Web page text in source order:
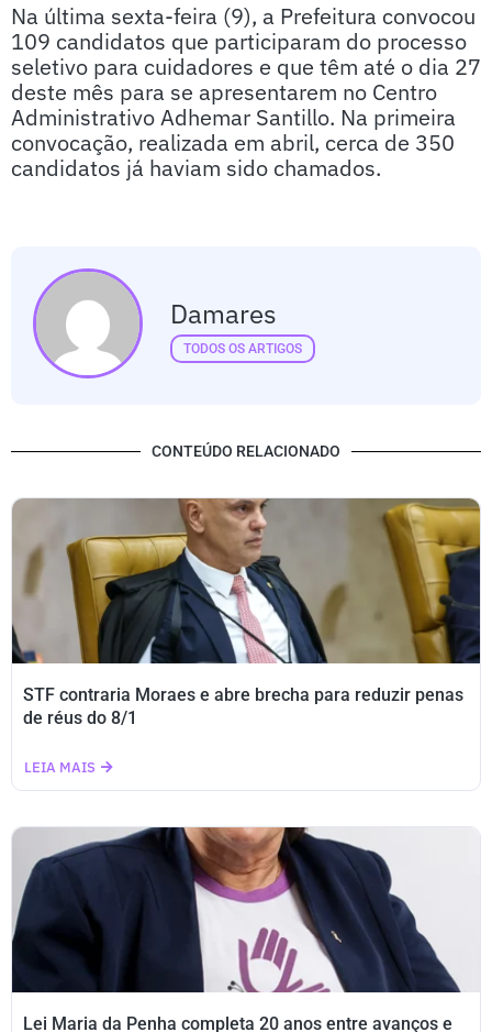
Na última sexta-feira (9), a Prefeitura convocou
109 candidatos que participaram do processo
seletivo para cuidadores e que têm até o dia 27
deste mês para se apresentarem no Centro
Administrativo Adhemar Santillo. Na primeira
convocação, realizada em abril, cerca de 350
candidatos já haviam sido chamados.
Damares
TODOS OS ARTIGOS
CONTEÚDO RELACIONADO
STF contraria Moraes e abre brecha para reduzir penas
de réus do 8/1
LEIA MAIS
Lei Maria da Penha completa 20 anos entre avanços e